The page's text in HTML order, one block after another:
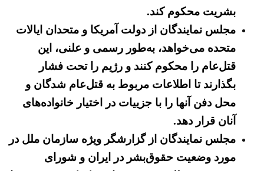
بشریت محکوم کند.
مجلس نمایندگان از دولت آمریکا و متحدان ایالات
متحده می‌خواهد، به‌طور رسمی و علنی، این
قتل‌عام را محکوم کنند و رژیم را تحت فشار
بگذارند تا اطلاعات مربوط به قتل‌عام شدگان و
محل دفن آنها را با جزییات در اختیار خانواده‌های
آنان قرار دهد.
مجلس نمایندگان از گزارشگر ویژه سازمان ملل در
مورد وضعیت حقوق‌بشر در ایران و شورای